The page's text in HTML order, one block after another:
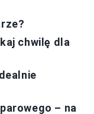
chwilę dla
– na